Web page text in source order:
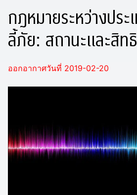
กฎหมายระหว่างปร
ลี้ภัย: สถานะและสิท
ออกอากาศวันที่ 2019-02-20